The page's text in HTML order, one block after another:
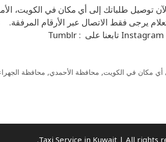
الآن توصيل طلباتك إلى أي مكان في الكويت،
أي مكان في الكويت, محافظة الأحمدي, محافظة